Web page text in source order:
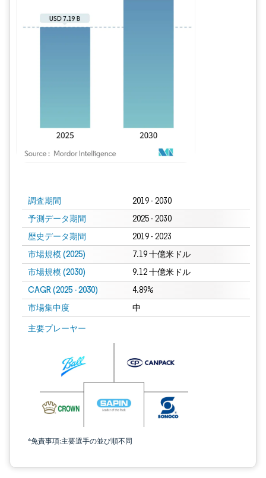
調査期間 2019 - 2030
予測データ期間 2025 - 2030
歴史データ期間 2019 - 2023
市場規模 (2025) 7.19 十億米ドル
市場規模 (2030) 9.12 十億米ドル
CAGR (2025 - 2030) 4.89%
市場集中度 中
主要プレーヤー
*免責事項:主要選手の並び順不同